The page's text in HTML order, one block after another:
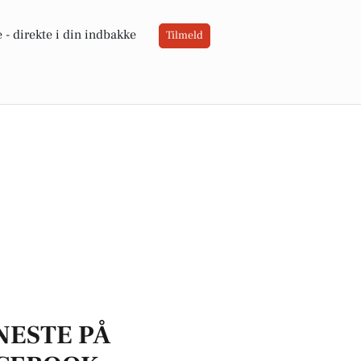
- direkte i din indbakke Tilmeld
PÅ